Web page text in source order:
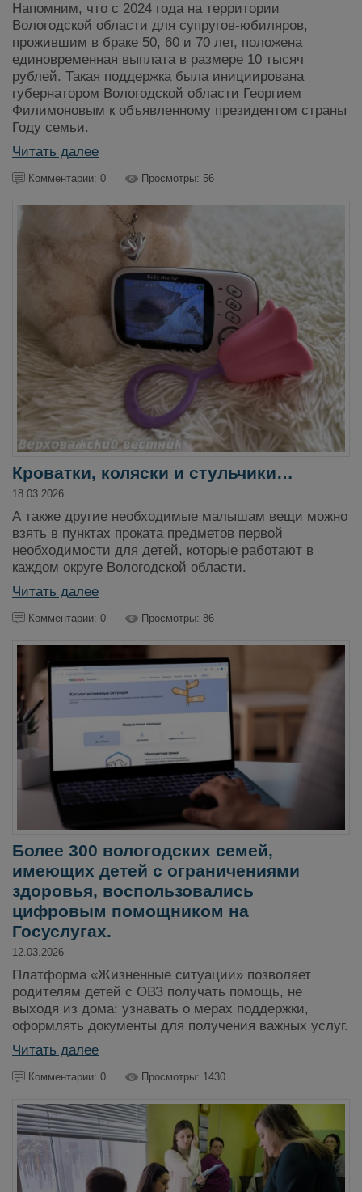
Напомним, что с 2024 года на территории
Вологодской области для супругов-юбиляров,
прожившим в браке 50, 60 и 70 лет, положена
единовременная выплата в размере 10 тысяч
рублей. Такая поддержка была инициирована
губернатором Вологодской области Георгием
Филимоновым к объявленному президентом страны
Году семьи.
Читать далее
Комментарии: 0 Просмотры: 56
Кроватки, коляски и стульчики…
18.03.2026
А также другие необходимые малышам вещи можно
взять в пунктах проката предметов первой
необходимости для детей, которые работают в
каждом округе Вологодской области.
Читать далее
Комментарии: 0 Просмотры: 86
Более 300 вологодских семей,
имеющих детей с ограничениями
здоровья, воспользовались
цифровым помощником на
Госуслугах.
12.03.2026
Платформа «Жизненные ситуации» позволяет
родителям детей с ОВЗ получать помощь, не
выходя из дома: узнавать о мерах поддержки,
оформлять документы для получения важных услуг.
Читать далее
Комментарии: 0 Просмотры: 1430